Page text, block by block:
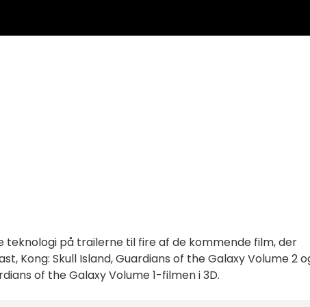
teknologi på trailerne til fire af de kommende film, der
Kong: Skull Island, Guardians of the Galaxy Volume 2
of the Galaxy Volume 1-filmen i 3D.